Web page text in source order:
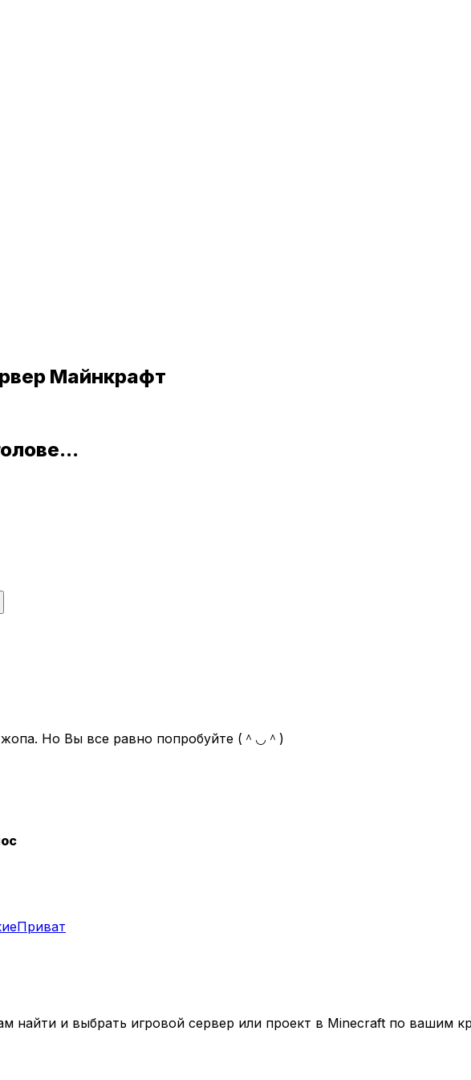
Майнкрафт
Но Вы все равно попробуйте (＾◡＾)
Приват
найти и выбрать игровой сервер или проект в Minecraft по вашим